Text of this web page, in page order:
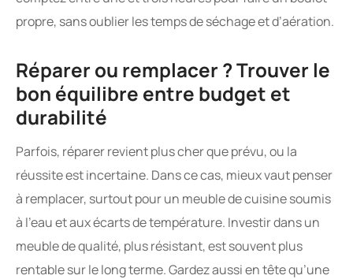
propre, sans oublier les temps de séchage et d’aération.
Réparer ou remplacer ? Trouver le
bon équilibre entre budget et
durabilité
Parfois, réparer revient plus cher que prévu, ou la
réussite est incertaine. Dans ce cas, mieux vaut penser
à remplacer, surtout pour un meuble de cuisine soumis
à l’eau et aux écarts de température. Investir dans un
meuble de qualité, plus résistant, est souvent plus
rentable sur le long terme. Gardez aussi en tête qu’une